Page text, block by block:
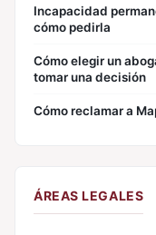
Incapacidad
cómo pedirla
Cómo elegir un
tomar una decisión
Cómo reclamar a
ÁREAS LEGALES